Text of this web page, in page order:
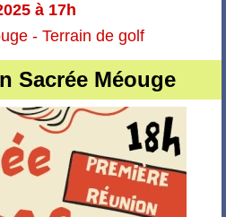
à 17h
- Terrain de golf
Sacrée Méouge